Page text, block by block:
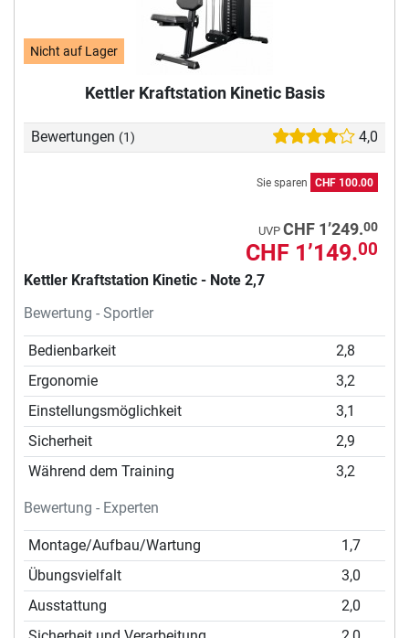
Nicht auf Lager
Kettler Kraftstation Kinetic Basis
Bewertungen (1) 4,0
Sie sparen CHF 100.00
UVP CHF 1’249.00
CHF 1’149.00
Kettler Kraftstation Kinetic - Note 2,7
Bewertung - Sportler
Bedienbarkeit
2,8
Ergonomie
3,2
Einstellungsmöglichkeit
3,1
Sicherheit
2,9
Während dem Training
3,2
Bewertung - Experten
Montage/Aufbau/Wartung
1,7
Übungsvielfalt
3,0
Ausstattung
2,0